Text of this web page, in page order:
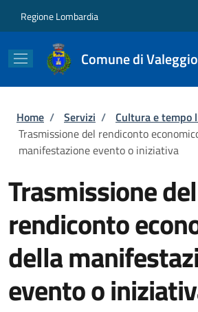
Regione Lombardia
Comune di Valeggio
Briciole di pane
Home / Servizi / Cultura e tempo
Trasmissione del rendiconto
manifestazione evento o iniziativa
Trasmissione del
rendiconto
della
evento o